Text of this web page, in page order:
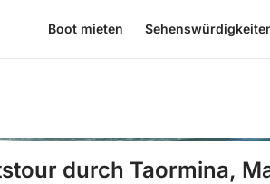
Boot mieten
durch Taormina,